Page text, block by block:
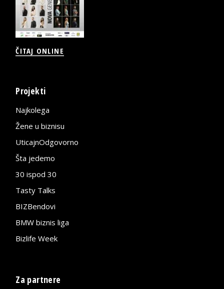
ČITAJ ONLINE
Projekti
Najkolega
Žene u biznisu
UticajnOdgovorno
Šta jedemo
30 ispod 30
Tasty Talks
BIZBendovi
BMW biznis liga
Bizlife Week
Za partnere